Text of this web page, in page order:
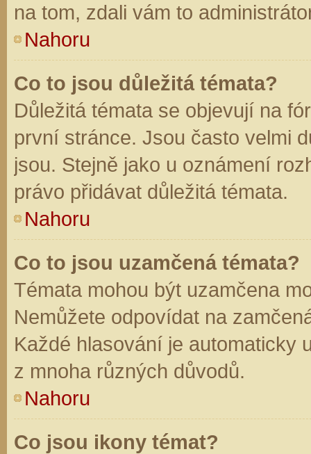
na tom, zdali vám to
Nahoru
Co to jsou důležitá témata?
Důležitá témata se objevují na
první stránce. Jsou často velmi
jsou. Stejně jako u oznámení
právo přidávat důležitá témata.
Nahoru
Co to jsou uzamčená témata?
Témata mohou být uzamčena
Nemůžete odpovídat na
Každé hlasování je automaticky
z mnoha různých důvodů.
Nahoru
Co jsou ikony témat?